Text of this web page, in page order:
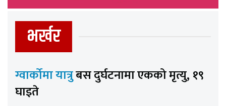
भर्खर
ग्वार्कोमा यात्रुबस दुर्घटनामा एकको मृत्यु, १९
घाइते